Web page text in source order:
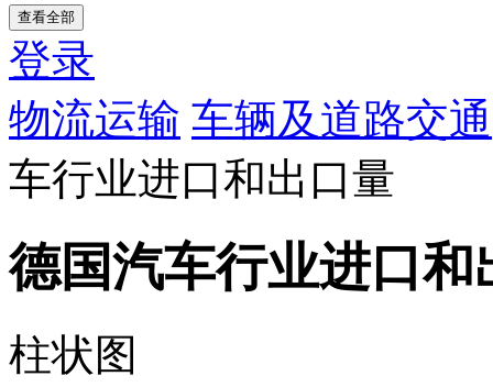
查看全部
登录
物流运输 车辆及道路交通
车行业进口和出口量
德国汽车行业进口和
柱状图